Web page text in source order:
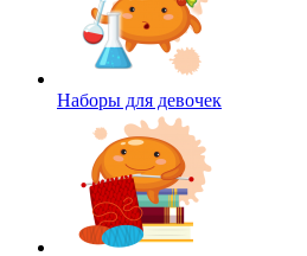
Наборы для девочек